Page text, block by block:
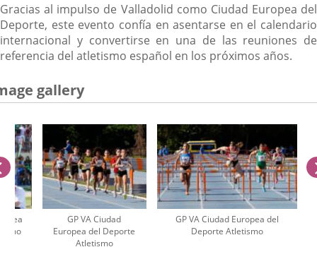
Gracias al impulso de Valladolid como Ciudad Europea del
Deporte, este evento confía en asentarse en el calendario
internacional y convertirse en una de las reuniones de
referencia del atletismo español en los próximos años.
gallery
GP VA Ciudad
Europea del Deporte
Atletismo
GP VA Ciudad Europea del
Deporte Atletismo
previus